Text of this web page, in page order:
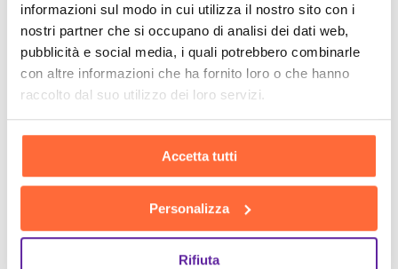
informazioni sul modo in cui utilizza il nostro sito con i
nostri partner che si occupano di analisi dei dati web,
pubblicità e social media, i quali potrebbero combinarle
con altre informazioni che ha fornito loro o che hanno
raccolto dal suo utilizzo dei loro servizi.
Accetta tutti
Personalizza
Rifiuta